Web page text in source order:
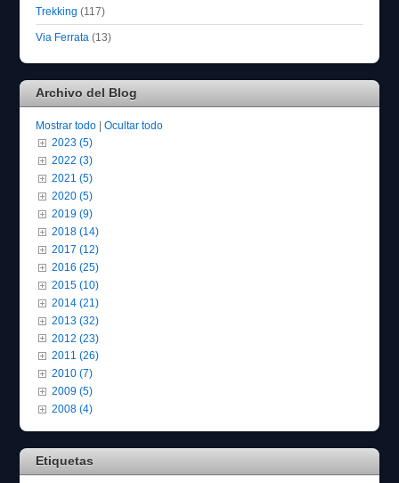
Trekking (117)
Via Ferrata (13)
Archivo del Blog
Mostrar todo |Ocultar todo
2023 (5)
2022 (3)
2021 (5)
2020 (5)
2019 (9)
2018 (14)
2017 (12)
2016 (25)
2015 (10)
2014 (21)
2013 (32)
2012 (23)
2011 (26)
2010 (7)
2009 (5)
2008 (4)
Etiquetas